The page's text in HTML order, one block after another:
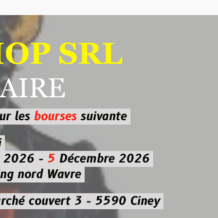
SRL
suivante
5Décembre 2026
Wavre
3 - 5590 Ciney